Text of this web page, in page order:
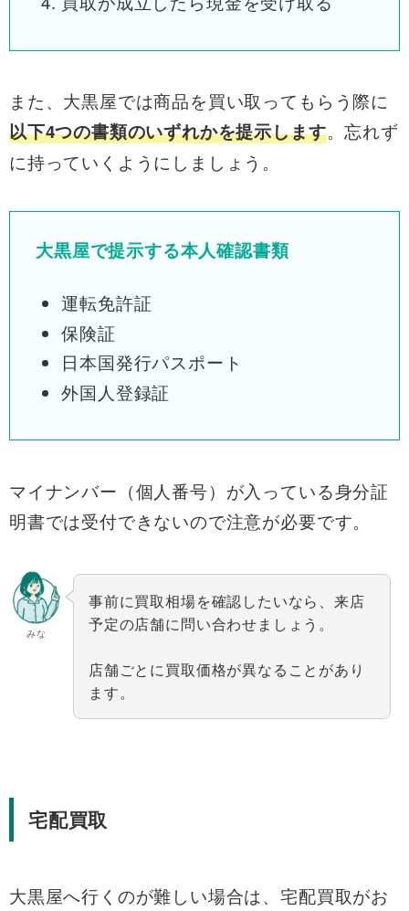
また、大黒屋では商品を買い取ってもらう際に
以下4つの書類のいずれかを提示します。忘れず
に持っていくようにしましょう。
大黒屋で提示する本人確認書類
運転免許証
保険証
日本国発行パスポート
外国人登録証
マイナンバー（個人番号）が入っている身分証
明書では受付できないので注意が必要です。
みな
事前に買取相場を確認したいなら、来店
予定の店舗に問い合わせましょう。
店舗ごとに買取価格が異なることがあり
ます。
宅配買取
大黒屋へ行くのが難しい場合は、宅配買取がお